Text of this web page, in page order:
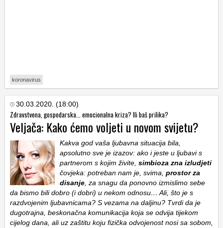
koronavirus
30.03.2020. (18:00)
Zdravstvena, gospodarska... emocionalna kriza? Ili baš prilika?
Veljača: Kako ćemo voljeti u novom svijetu?
Kakva god vaša ljubavna situacija bila,
apsolutno sve je izazov: ako i jeste u ljubavi s
partnerom s kojim živite, simbioza zna izludjeti
čovjeka: potreban nam je, svima, prostor za
disanje , za snagu da ponovno izmislimo sebe
da bismo bili dobro (i dobri) u nekom odnosu… Ali, što je s
razdvojenim ljubavnicama? S vezama na daljinu? Tvrdi da je
dugotrajna, beskonačna komunikacija koja se odvija tijekom
cijelog dana, ali uz zaštitu koju fizička odvojenost nosi sa sobom,